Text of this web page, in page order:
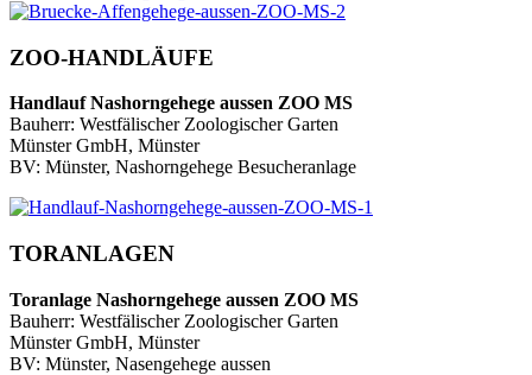
ZOO-HANDLÄUFE
Handlauf Nashorngehege aussen ZOO MS
Bauherr: Westfälischer Zoologischer Garten
Münster GmbH, Münster
BV: Münster, Nashorngehege Besucheranlage
TORANLAGEN
Toranlage Nashorngehege aussen ZOO MS
Bauherr: Westfälischer Zoologischer Garten
Münster GmbH, Münster
BV: Münster, Nasengehege aussen